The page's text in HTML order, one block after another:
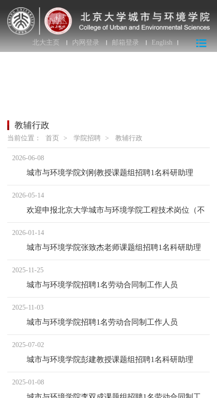
北大主页 内网登录 邮箱登录 English
教辅行政
当前位置： 首页 > 学院招聘 > 教辅行政
2026-06-08
城市与环境学院刘刚教授课题组招聘1名科研助理
2026-05-14
欢迎申报北京大学城市与环境学院工程技术岗位（不
含应届统招统分毕业生）
2026-01-14
城市与环境学院张致杰老师课题组招聘1名科研助理
2025-11-25
城市与环境学院招聘1名劳动合同制工作人员
2025-11-03
城市与环境学院招聘1名劳动合同制工作人员
2025-07-02
城市与环境学院彭建教授课题组招聘1名科研助理
2025-01-08